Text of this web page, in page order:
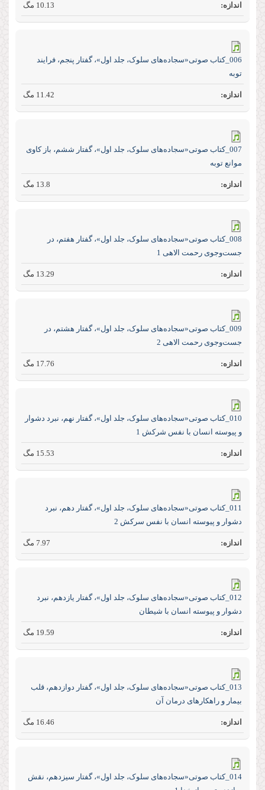
10.13 مگ
006_کتاب صوتی«سجاده‌های سلوک، جلد اول»، گفتار پنجم، فرایند
توبه
11.42 مگ
007_کتاب صوتی«سجاده‌های سلوک، جلد اول»، گفتار ششم، باز کاوی
موانع توبه
13.8 مگ
008_کتاب صوتی«سجاده‌های سلوک، جلد اول»، گفتار هفتم، در
جست‌و‌جوی رحمت الاهی 1
13.29 مگ
009_کتاب صوتی«سجاده‌های سلوک، جلد اول»، گفتار هشتم، در
جست‌و‌جوی رحمت الاهی 2
17.76 مگ
010_کتاب صوتی«سجاده‌های سلوک، جلد اول»، گفتار نهم، نبرد دشوار
و پیوسته انسان با نفس شرکش 1
15.53 مگ
011_کتاب صوتی«سجاده‌های سلوک، جلد اول»، گفتار دهم، نبرد
دشوار و پیوسته انسان با نفس سرکش 2
7.97 مگ
012_کتاب صوتی«سجاده‌های سلوک، جلد اول»، گفتار یازدهم، نبرد
دشوار و پیوسته انسان با شیطان
19.59 مگ
013_کتاب صوتی«سجاده‌های سلوک، جلد اول»، گفتار دوازدهم، قلب
بیمار و راهکا‌رهای درمان آن
16.46 مگ
014_کتاب صوتی«سجاده‌های سلوک، جلد اول»، گفتار سیزدهم، نقش